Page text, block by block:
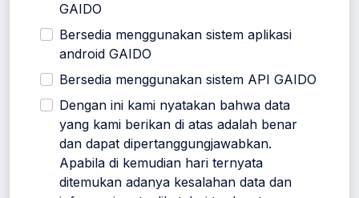
GAIDO
Bersedia menggunakan sistem aplikasi
android GAIDO
Bersedia menggunakan sistem API GAIDO
Dengan ini kami nyatakan bahwa data
yang kami berikan di atas adalah benar
dan dapat dipertanggungjawabkan.
Apabila di kemudian hari ternyata
ditemukan adanya kesalahan data dan